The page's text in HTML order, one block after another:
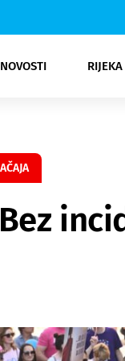
NOVOSTI
Rijeka Opatija
NK
Moda
Kultura